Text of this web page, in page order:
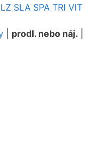
SLA SPA TRI VIT
prodl. nebo náj.